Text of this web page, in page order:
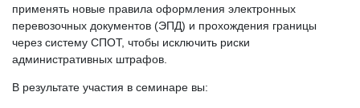
применять новые правила оформления электронных
перевозочных документов (ЭПД) и прохождения границы
через систему СПОТ, чтобы исключить риски
административных штрафов.
В результате участия в семинаре вы: